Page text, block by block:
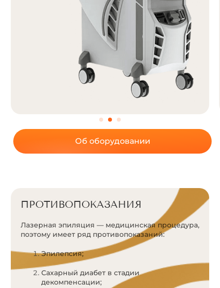
Об оборудовании
ПРОТИВОПОКАЗАНИЯ
Лазерная эпиляция — медицинская процедура,
поэтому имеет ряд противопоказаний:
Эпилепсия;
Сахарный диабет в стадии
декомпенсации;